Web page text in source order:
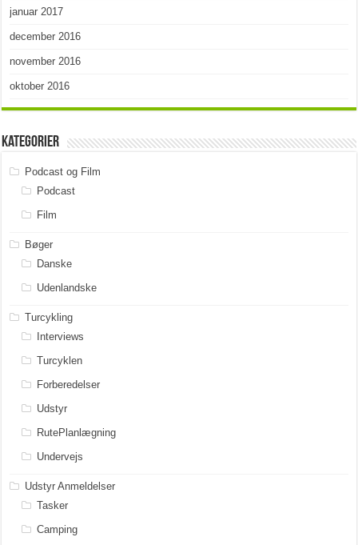
januar 2017
december 2016
november 2016
oktober 2016
Kategorier
Podcast og Film
Podcast
Film
Bøger
Danske
Udenlandske
Turcykling
Interviews
Turcyklen
Forberedelser
Udstyr
RutePlanlægning
Undervejs
Udstyr Anmeldelser
Tasker
Camping